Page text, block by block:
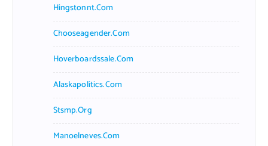
Hingstonnt.com
Chooseagender.com
Hoverboardssale.com
Alaskapolitics.com
Stsmp.org
Manoelneves.com